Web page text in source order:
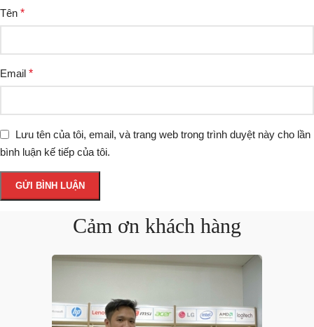
Tên *
Email *
Lưu tên của tôi, email, và trang web trong trình duyệt này cho lần
bình luận kế tiếp của tôi.
Cảm ơn khách hàng